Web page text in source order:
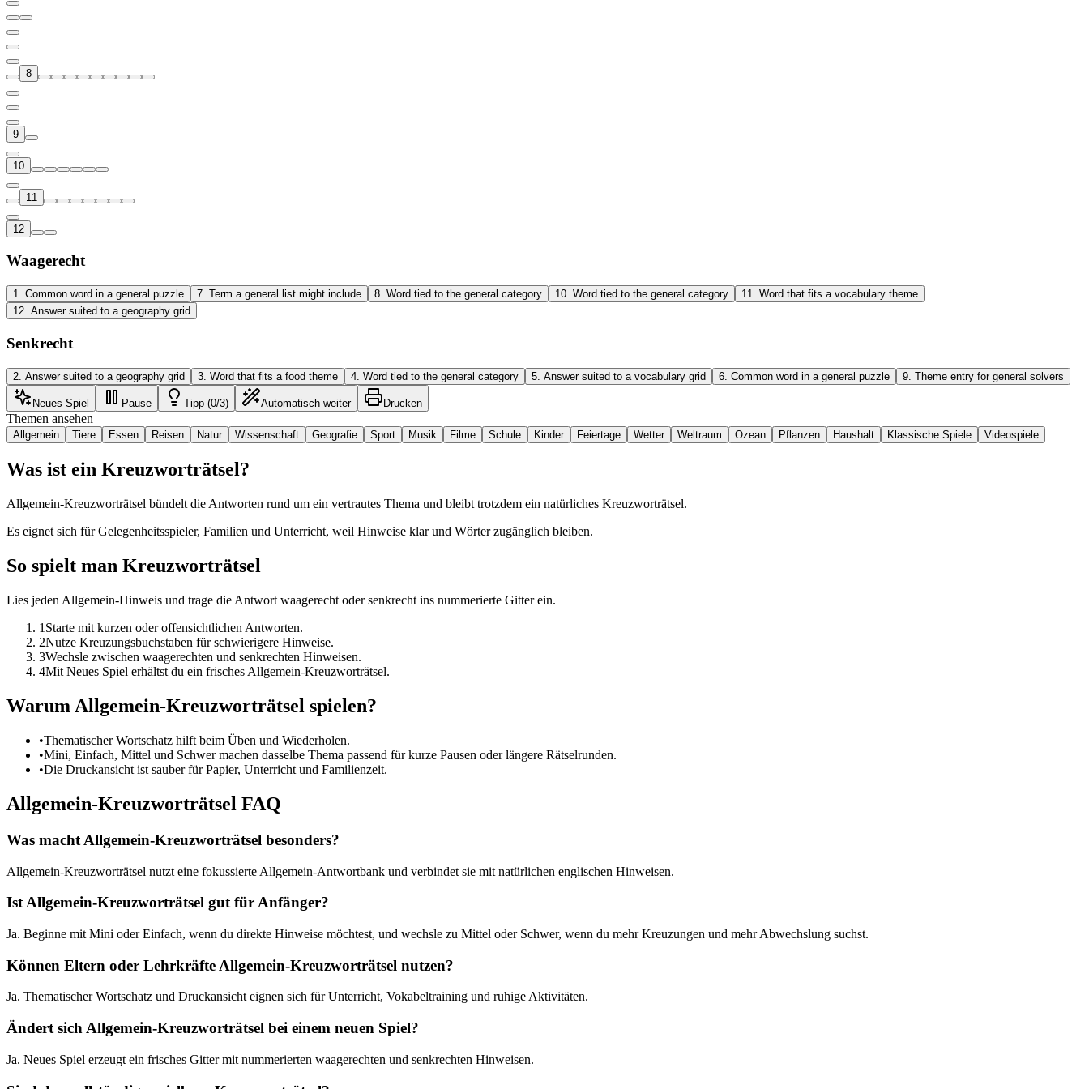
8
9
10
11
12
Waagerecht
1. Common word in a general puzzle 7. Term a general list might include 8. Word tied to the general category 10. Word tied to the general category 11. Word that fits a vocabulary theme
12. Answer suited to a geography grid
Senkrecht
2 Answer suited to a geography grid 3 Word that fits a food theme 4 Word tied to the general category 5 Answer suited to a vocabulary grid 6 Common word in a general puzzle 9 Theme entry for general solvers
Neues Spiel Pause Tipp (0/3) Automatisch weiter Drucken
Themen ansehen
Allgemein Tiere Essen Reisen Natur Wissenschaft Geografie Sport Musik Filme Schule Kinder Feiertage Wetter Weltraum Ozean Pflanzen Haushalt Klassische Spiele Videospiele
Was ist ein Kreuzworträtsel?
Allgemein-Kreuzworträtsel bündelt die Antworten rund um ein vertrautes Thema und bleibt trotzdem ein natürliches Kreuzworträtsel.
Es eignet sich für Gelegenheitsspieler, Familien und Unterricht, weil Hinweise klar und Wörter zugänglich bleiben.
So spielt man Kreuzworträtsel
Lies jeden Allgemein-Hinweis und trage die Antwort waagerecht oder senkrecht ins nummerierte Gitter ein.
1 Starte mit kurzen oder offensichtlichen Antworten.
2Nutze Kreuzungsbuchstaben für schwierigere Hinweise.
3Wechsle zwischen waagerechten und senkrechten Hinweisen.
4Mit Neues Spiel erhältst du ein frisches Allgemein-Kreuzworträtsel.
Warum Allgemein-Kreuzworträtsel spielen?
•Thematischer Wortschatz hilft beim Üben und Wiederholen.
•Mini, Einfach, Mittel und Schwer machen dasselbe Thema passend für kurze Pausen oder längere Rätselrunden.
•Die Druckansicht ist sauber für Papier, Unterricht und Familienzeit.
Allgemein-Kreuzworträtsel FAQ
Was macht Allgemein-Kreuzworträtsel besonders?
Allgemein-Kreuzworträtsel nutzt eine fokussierte Allgemein-Antwortbank und verbindet sie mit natürlichen englischen Hinweisen.
Ist Allgemein-Kreuzworträtsel gut für Anfänger?
Ja. Beginne mit Mini oder Einfach, wenn du direkte Hinweise möchtest, und wechsle zu Mittel oder Schwer, wenn du mehr Kreuzungen und mehr Abwechslung suchst.
Können Eltern oder Lehrkräfte Allgemein-Kreuzworträtsel nutzen?
Ja. Thematischer Wortschatz und Druckansicht eignen sich für Unterricht, Vokabeltraining und ruhige Aktivitäten.
Ändert sich Allgemein-Kreuzworträtsel bei einem neuen Spiel?
Ja. Neues Spiel erzeugt ein frisches Gitter mit nummerierten waagerechten und senkrechten Hinweisen.